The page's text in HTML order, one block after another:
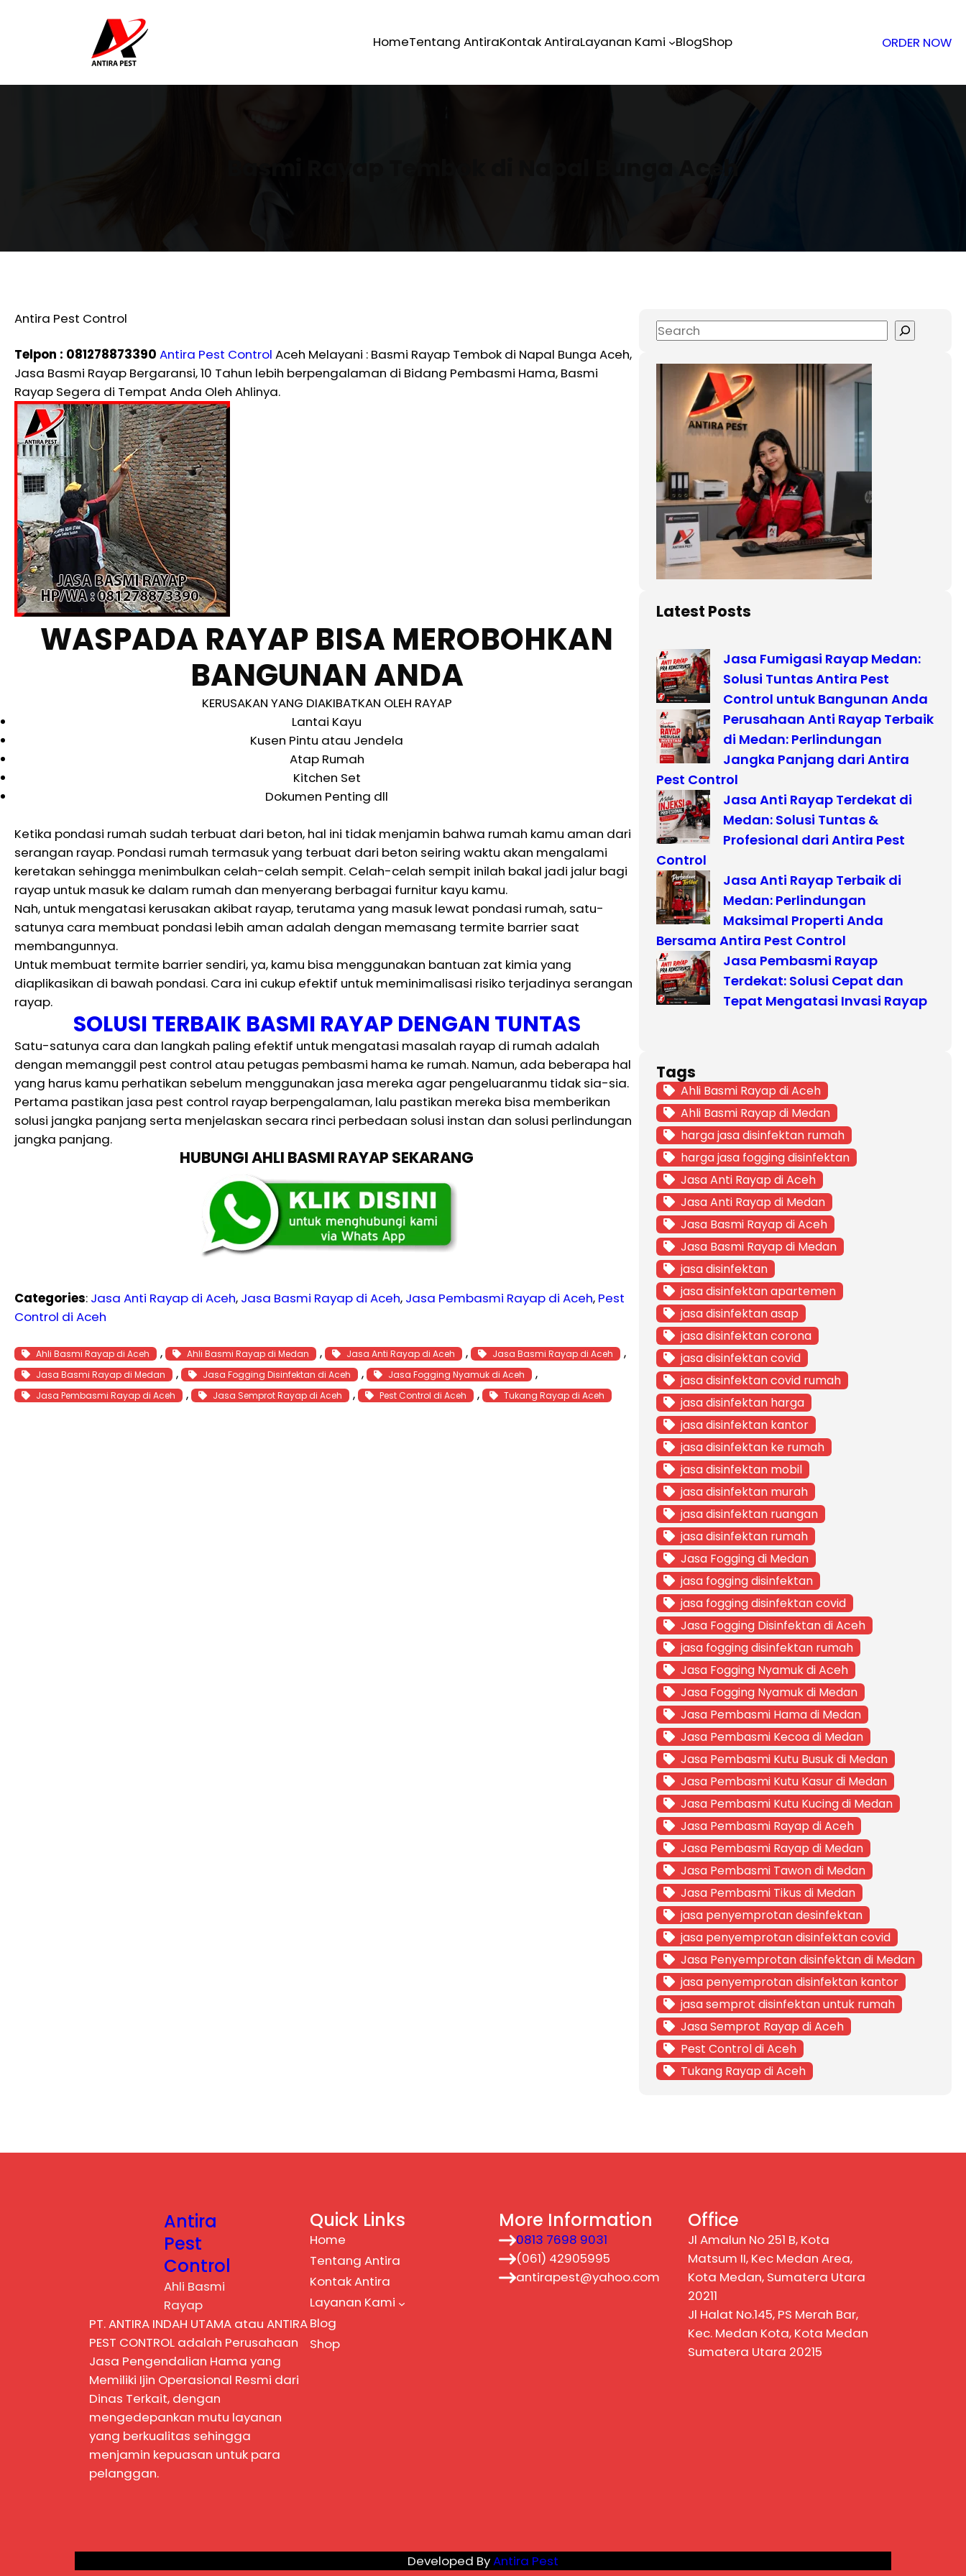
HomeTentang AntiraKontak AntiraLayanan Kami BlogShop ORDER NOW
Antira Pest Control
Telpon : 081278873390 Antira Pest Control Aceh Melayani : Basmi Rayap Tembok di Napal Bunga Aceh,
Jasa Basmi Rayap Bergaransi, 10 Tahun lebih berpengalaman di Bidang Pembasmi Hama, Basmi
Rayap Segera di Tempat Anda Oleh Ahlinya.
WASPADA RAYAP BISA MEROBOHKAN
BANGUNAN ANDA
KERUSAKAN YANG DIAKIBATKAN OLEH RAYAP
Lantai Kayu
Kusen Pintu atau Jendela
Atap Rumah
Kitchen Set
Dokumen Penting dll
Ketika pondasi rumah sudah terbuat dari beton, hal ini tidak menjamin bahwa rumah kamu aman dari
serangan rayap. Pondasi rumah termasuk yang terbuat dari beton seiring waktu akan mengalami
keretakan sehingga menimbulkan celah-celah sempit. Celah-celah sempit inilah bakal jadi jalur bagi
rayap untuk masuk ke dalam rumah dan menyerang berbagai furnitur kayu kamu.
Nah, untuk mengatasi kerusakan akibat rayap, terutama yang masuk lewat pondasi rumah, satu-
satunya cara membuat pondasi lebih aman adalah dengan memasang termite barrier saat
membangunnya.
Untuk membuat termite barrier sendiri, ya, kamu bisa menggunakan bantuan zat kimia yang
diaplikasikan di bawah pondasi. Cara ini cukup efektif untuk meminimalisasi risiko terjadinya serangan
rayap.
SOLUSI TERBAIK BASMI RAYAP DENGAN TUNTAS
Satu-satunya cara dan langkah paling efektif untuk mengatasi masalah rayap di rumah adalah
dengan memanggil pest control atau petugas pembasmi hama ke rumah. Namun, ada beberapa hal
yang harus kamu perhatikan sebelum menggunakan jasa mereka agar pengeluaranmu tidak sia-sia.
Pertama pastikan jasa pest control rayap berpengalaman, lalu pastikan mereka bisa memberikan
solusi jangka panjang serta menjelaskan secara rinci perbedaan solusi instan dan solusi perlindungan
jangka panjang.
HUBUNGI AHLI BASMI RAYAP SEKARANG
Categories: Jasa Anti Rayap di Aceh, Jasa Basmi Rayap di Aceh, Jasa Pembasmi Rayap di Aceh, Pest
Control di Aceh
Ahli Basmi Rayap di Aceh , Ahli Basmi Rayap di Medan , Jasa Anti Rayap di Aceh , Jasa Basmi Rayap di Aceh ,
Jasa Basmi Rayap di Medan , Jasa Fogging Disinfektan di Aceh , Jasa Fogging Nyamuk di Aceh ,
Jasa Pembasmi Rayap di Aceh , Jasa Semprot Rayap di Aceh , Pest Control di Aceh , Tukang Rayap di Aceh
Latest Posts
Jasa Fumigasi Rayap Medan:
Solusi Tuntas Antira Pest
Control untuk Bangunan Anda
Perusahaan Anti Rayap Terbaik
di Medan: Perlindungan
Jangka Panjang dari Antira
Pest Control
Jasa Anti Rayap Terdekat di
Medan: Solusi Tuntas &
Profesional dari Antira Pest
Control
Jasa Anti Rayap Terbaik di
Medan: Perlindungan
Maksimal Properti Anda
Bersama Antira Pest Control
Jasa Pembasmi Rayap
Terdekat: Solusi Cepat dan
Tepat Mengatasi Invasi Rayap
Tags
Ahli Basmi Rayap di Aceh
Ahli Basmi Rayap di Medan
harga jasa disinfektan rumah
harga jasa fogging disinfektan
Jasa Anti Rayap di Aceh
Jasa Anti Rayap di Medan
Jasa Basmi Rayap di Aceh
Jasa Basmi Rayap di Medan
jasa disinfektan
jasa disinfektan apartemen
jasa disinfektan asap
jasa disinfektan corona
jasa disinfektan covid
jasa disinfektan covid rumah
jasa disinfektan harga
jasa disinfektan kantor
jasa disinfektan ke rumah
jasa disinfektan mobil
jasa disinfektan murah
jasa disinfektan ruangan
jasa disinfektan rumah
Jasa Fogging di Medan
jasa fogging disinfektan
jasa fogging disinfektan covid
Jasa Fogging Disinfektan di Aceh
jasa fogging disinfektan rumah
Jasa Fogging Nyamuk di Aceh
Jasa Fogging Nyamuk di Medan
Jasa Pembasmi Hama di Medan
Jasa Pembasmi Kecoa di Medan
Jasa Pembasmi Kutu Busuk di Medan
Jasa Pembasmi Kutu Kasur di Medan
Jasa Pembasmi Kutu Kucing di Medan
Jasa Pembasmi Rayap di Aceh
Jasa Pembasmi Rayap di Medan
Jasa Pembasmi Tawon di Medan
Jasa Pembasmi Tikus di Medan
jasa penyemprotan desinfektan
jasa penyemprotan disinfektan covid
Jasa Penyemprotan disinfektan di Medan
jasa penyemprotan disinfektan kantor
jasa semprot disinfektan untuk rumah
Jasa Semprot Rayap di Aceh
Pest Control di Aceh
Tukang Rayap di Aceh
Antira
Pest
Control
Ahli Basmi
Rayap
PT. ANTIRA INDAH UTAMA atau ANTIRA
PEST CONTROL adalah Perusahaan
Jasa Pengendalian Hama yang
Memiliki Ijin Operasional Resmi dari
Dinas Terkait, dengan
mengedepankan mutu layanan
yang berkualitas sehingga
menjamin kepuasan untuk para
pelanggan.
Quick Links
Home
Tentang Antira
Kontak Antira
Layanan Kami
Blog
Shop
More Information
0813 7698 9031
(061) 42905995
antirapest@yahoo.com
Office
Jl Amalun No 251 B, Kota
Matsum II, Kec Medan Area,
Kota Medan, Sumatera Utara
20211
Jl Halat No.145, PS Merah Bar,
Kec. Medan Kota, Kota Medan
Sumatera Utara 20215
Developed ByAntira Pest